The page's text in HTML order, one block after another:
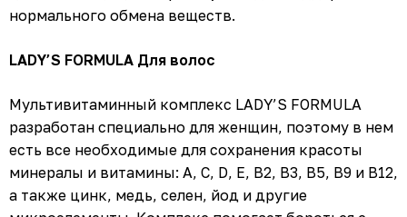
нормального обмена веществ.
LADY’S FORMULA Для волос
Мультивитаминный комплекс LADY’S FORMULA
разработан специально для женщин, поэтому в нем
есть все необходимые для сохранения красоты
минералы и витамины: А, С, D, Е, В2, В3, В5, В9 и В12,
а также цинк, медь, селен, йод и другие